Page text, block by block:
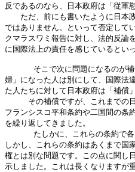
反であるのなら、日本政府は「従
ただ、前にも書いたように日本政
ではありません。といって否定して
クマラスワミ報告に対し、法的反論
に国際法上の責任を感じているとい
そこで次に問題になるのが
婦」になった人は別にして、国際法
た人たちに対して日本政府は「補償
その補償ですが、これまでの日
フランシスコ平和条約や二国間の条
を繰り返してきました。
たしかに、これらの条約で
しかし、これらの条約はあくまで国
権とは別な問題です。この点に関し
示しました。これは長くなりますが